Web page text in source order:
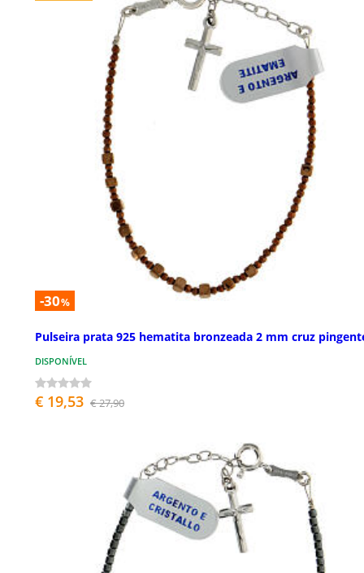
-30%
Pulseira prata 925 hematita bronzeada 2 mm cruz
DISPONÍVEL
€ 19,53 € 27,90